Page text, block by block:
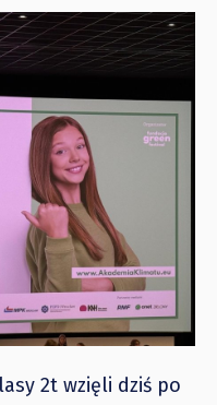
2t wzięli dziś po